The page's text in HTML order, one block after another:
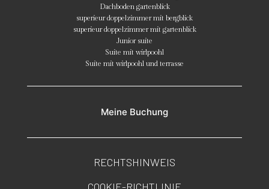
Dachboden gartenblick
superieur doppelzimmer mit bergblick
superieur doppelzimmer mit gartenblick
Junior suite
Suite mit wirlpoohl
Suite mit wirlpoohl und terrasse
Meine Buchung
RECHTSHINWEIS